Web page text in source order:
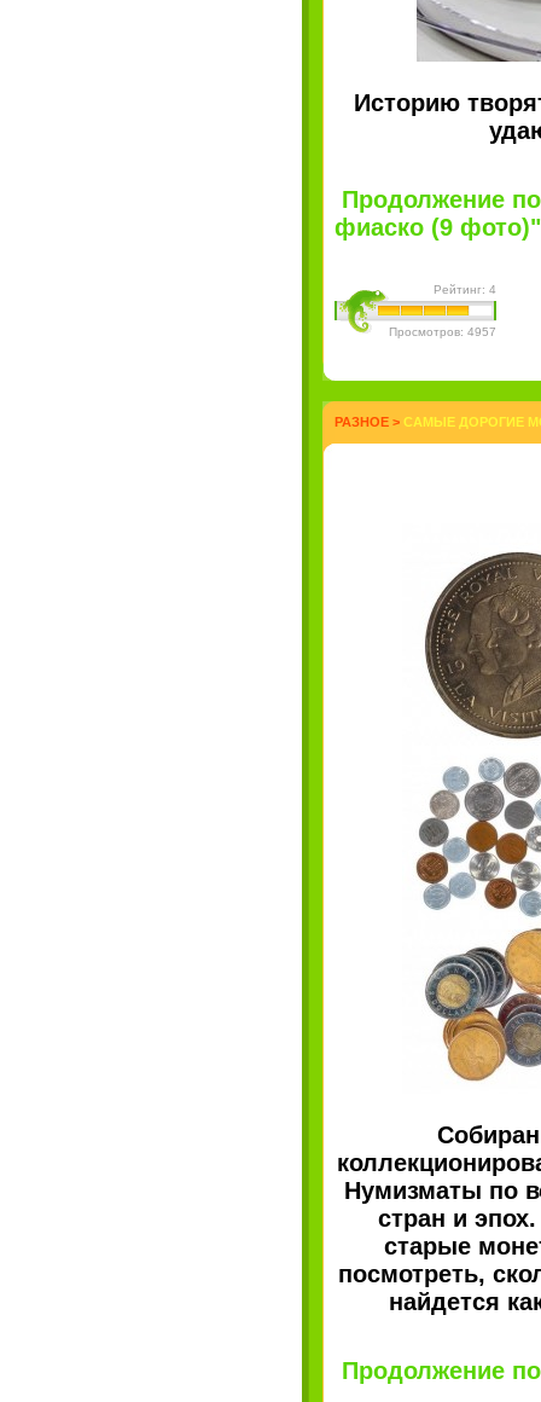
Историю
Продолжение
фиаско (9 фото)"
Рейтинг: 4
Просмотров: 4957
РАЗНОЕ > САМЫЕ ДОРОГИЕ
Нумизматы по
стран и
старые
посмотреть,
найдется
Продолжение